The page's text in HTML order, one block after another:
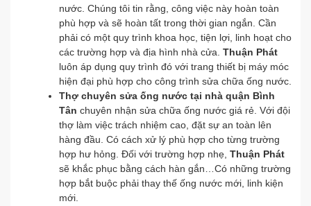
nước. Chúng tôi tin rằng, công việc này hoàn toàn
phù hợp và sẽ hoàn tất trong thời gian ngắn. Cần
phải có một quy trình khoa học, tiện lợi, linh hoạt cho
các trường hợp và địa hình nhà cửa. Thuận Phát
luôn áp dụng quy trình đó với trang thiết bị máy móc
hiện đại phù hợp cho công trình sửa chữa ống nước.
Thợ chuyên sửa ống nước tại nhà quận Bình
Tân chuyên nhận sửa chữa ống nước giá rẻ. Với đội
thợ làm việc trách nhiệm cao, đặt sự an toàn lên
hàng đầu. Có cách xử lý phù hợp cho từng trường
hợp hư hỏng. Đối với trường hợp nhẹ, Thuận Phát
sẽ khắc phục bằng cách hàn gắn…Có những trường
hợp bắt buộc phải thay thế ống nước mới, linh kiện
mới.